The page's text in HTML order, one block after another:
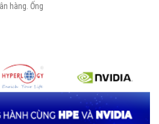
hàng. Ống